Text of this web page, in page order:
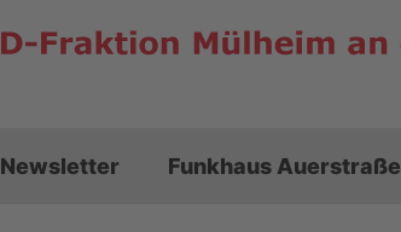
Newsletter Funkhaus Auerstraße